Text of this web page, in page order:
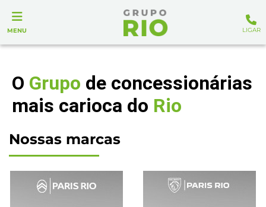
MENU LIGAR
O Grupo de concessionárias
mais carioca do Rio
Nossas marcas